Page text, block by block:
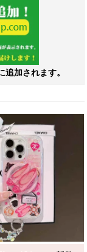
加されます。